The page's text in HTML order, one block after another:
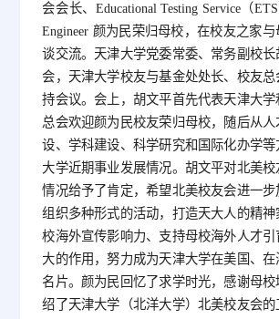
会会长、Educational Testing Service（
Engineer 颜为民荣归母校，在校友之家
谈交流。天津大学党委常委、常务副校
会，天津大学校友与基金处处长、校友
持会议。会上，胡文平首先代表天津大
总会欢迎颜为民校友荣归母校，随后从
设、学科建设、科学研究和国际化办学
大学近期事业发展情况。胡文平对北美
情况给予了肯定，希望北美校友会进一步
组织多种形式的活动，打造天大人的精
校海外宣传影响力、支持母校海外人才
大的作用，努力成为天津大学在美国、
名片。颜为民回忆了求学时光，感谢母
绍了天津大学（北洋大学）北美校友会